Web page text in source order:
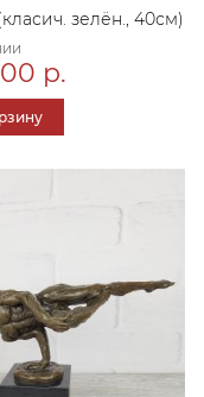
зелён., 40см)
р.